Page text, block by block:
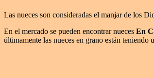
Las nueces son consideradas el manjar de los
En el mercado se pueden encontrar nueces En
últimamente las nueces en grano están teniendo